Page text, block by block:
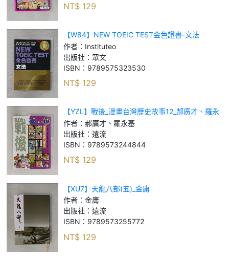
NT$ 129
【W84】NEW TOEIC TEST金色證書-文法
_Instituteo
作者： Instituteo
出版社： 眾文
ISBN： 9789575323530
NT$ 129
【YZL】戰後_漫畫台灣歷史故事12_郝廣才、羅永
基
作者： 郝廣才、羅永基
出版社： 遠流
ISBN： 9789573244844
NT$ 129
【XU7】天龍八部(五)_金庸
作者： 金庸
出版社： 遠流
ISBN： 9789573255772
NT$ 129